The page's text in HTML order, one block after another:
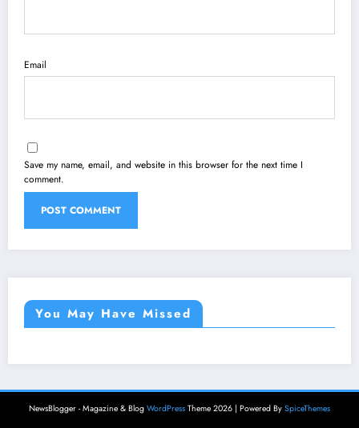
Email
Save my name, email, and website in this browser for the next time I
comment.
You May Have Missed
NewsBlogger - Magazine & Blog WordPress Theme 2026 | Powered By SpiceThemes